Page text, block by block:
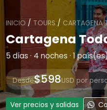
INICIO / TOURS / CARTAGENA
Cartagena
5 días · 4 noches · 1
Desde$598USD por
Ver precios y salidas